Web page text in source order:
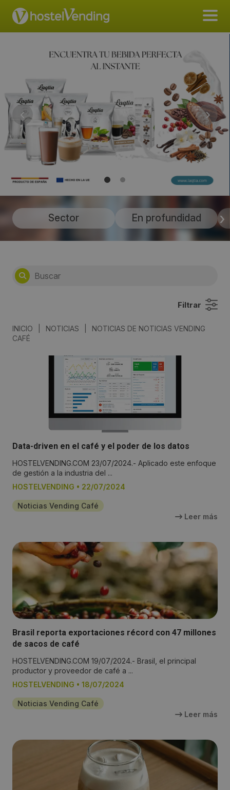
Sector En profundidad
Filtrar
INICIO NOTICIAS
NOTICIAS DE NOTICIAS VENDING
CAFÉ
Data-driven en el café y el poder de los datos
HOSTELVENDING.COM 23/07/2024.- Aplicado este enfoque
de gestión a la industria del ...
HOSTELVENDING • 22/07/2024
Noticias Vending Café
Leer más
Brasil reporta exportaciones récord con 47 millones
de sacos de café
HOSTELVENDING.COM 19/07/2024.- Brasil, el principal
productor y proveedor de café a ...
HOSTELVENDING • 18/07/2024
Noticias Vending Café
Leer más